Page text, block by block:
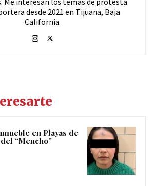
desde 2021 en Tijuana, Baja
California.
en Playas de
“Mencho”